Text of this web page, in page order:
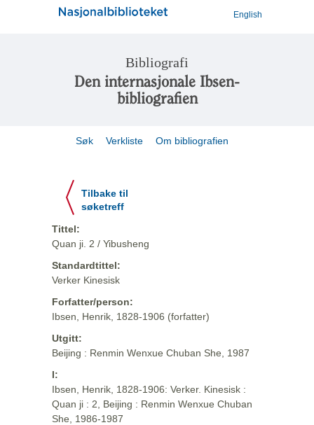
English
Bibliografi
Den internasjonale Ibsen-
bibliografien
Søk Verkliste Om bibliografien
Tilbake til
søketreff
Tittel:
Quan ji. 2 / Yibusheng
Standardtittel:
Verker Kinesisk
Forfatter/person:
Ibsen, Henrik, 1828-1906 (forfatter)
Utgitt:
Beijing : Renmin Wenxue Chuban She, 1987
I:
Ibsen, Henrik, 1828-1906: Verker. Kinesisk :
Quan ji : 2, Beijing : Renmin Wenxue Chuban
She, 1986-1987